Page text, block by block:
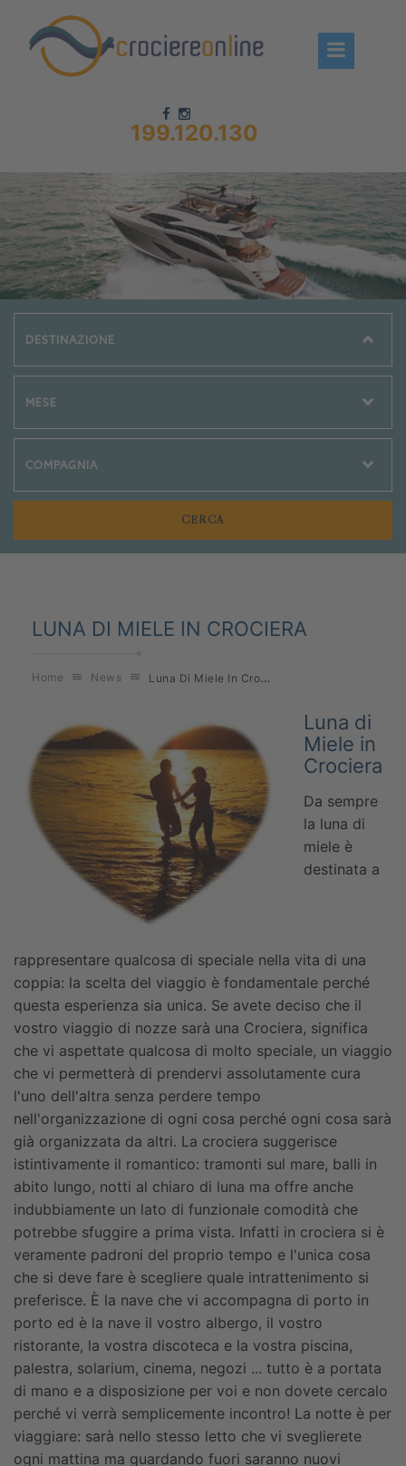
199.120.130
Chi siamo – CrociereOnLine
Destinazioni Crociere
Prenota crociere
News
LUNA DI MIELE IN CROCIERA
Home News Luna Di Miele In Crociera
Luna di
Miele in
Crociera
Da sempre
la luna di
miele è
destinata a
rappresentare qualcosa di speciale nella vita di una
coppia: la scelta del viaggio è fondamentale perché
questa esperienza sia unica. Se avete deciso che il
vostro viaggio di nozze sarà una Crociera, significa
che vi aspettate qualcosa di molto speciale, un viaggio
che vi permetterà di prendervi assolutamente cura
l'uno dell'altra senza perdere tempo
nell'organizzazione di ogni cosa perché ogni cosa sarà
già organizzata da altri. La crociera suggerisce
istintivamente il romantico: tramonti sul mare, balli in
abito lungo, notti al chiaro di luna ma offre anche
indubbiamente un lato di funzionale comodità che
potrebbe sfuggire a prima vista. Infatti in crociera si è
veramente padroni del proprio tempo e l'unica cosa
che si deve fare è scegliere quale intrattenimento si
preferisce. È la nave che vi accompagna di porto in
porto ed è la nave il vostro albergo, il vostro
ristorante, la vostra discoteca e la vostra piscina,
palestra, solarium, cinema, negozi ... tutto è a portata
di mano e a disposizione per voi e non dovete cercalo
perché vi verrà semplicemente incontro! La notte è per
viaggiare: sarà nello stesso letto che vi sveglierete
ogni mattina ma guardando fuori saranno nuovi